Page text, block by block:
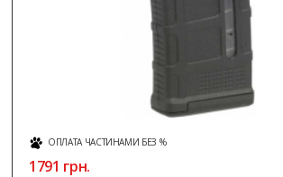
ОПЛАТА ЧАСТИНАМИ БЕЗ %
1791 грн.